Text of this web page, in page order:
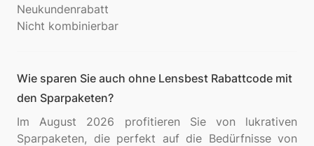
Neukundenrabatt
Wie sparen Sie auch ohne Lensbest Rabattcode mit
den Sparpaketen?
Im August 2026 profitieren Sie von lukrativen
Sparpaketen, die perfekt auf die Bedürfnisse von